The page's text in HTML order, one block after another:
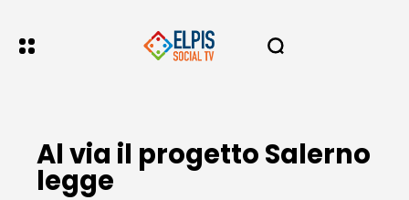
Al via il progetto Salerno
legge